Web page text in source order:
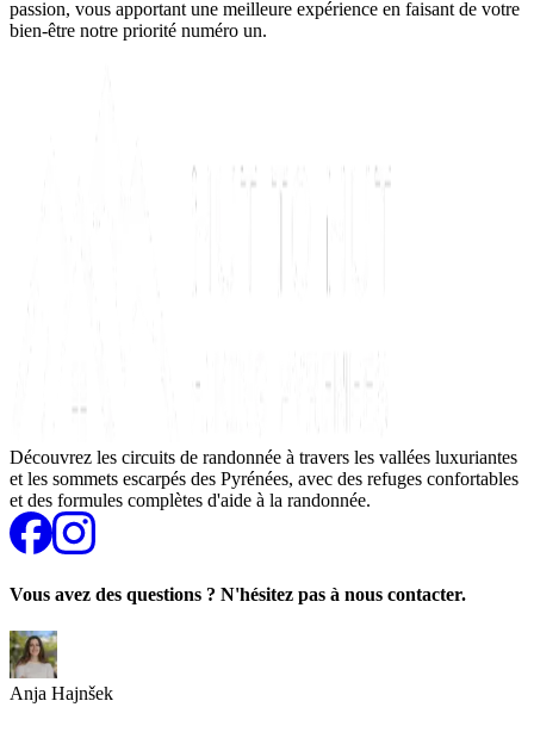
passion, vous apportant une meilleure expérience en faisant de votre
bien-être notre priorité numéro un.
Découvrez les circuits de randonnée à travers les vallées luxuriantes
et les sommets escarpés des Pyrénées, avec des refuges confortables
et des formules complètes d'aide à la randonnée.
Vous avez des questions ? N'hésitez pas à nous contacter.
Anja Hajnšek